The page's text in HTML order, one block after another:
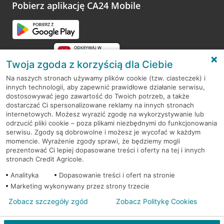
opinie.
Pobierz aplikację CA24 Mobile
RODO
Regulamin serwisu
Mapa serwisu
PolitykaCookies
© 2026 Credit Agricole Bank Polska S.A. Wszelkie prawa zastrzeżone
Twoja zgoda z korzyścią dla Ciebie
Na naszych stronach używamy plików cookie (tzw. ciasteczek) i
innych technologii, aby zapewnić prawidłowe działanie serwisu,
dostosowywać jego zawartość do Twoich potrzeb, a także
dostarczać Ci spersonalizowane reklamy na innych stronach
internetowych. Możesz wyrazić zgodę na wykorzystywanie lub
odrzucić pliki cookie – poza plikami niezbędnymi do funkcjonowania
serwisu. Zgody są dobrowolne i możesz je wycofać w każdym
momencie. Wyrażenie zgody sprawi, że będziemy mogli
prezentować Ci lepiej dopasowane treści i oferty na tej i innych
stronach Credit Agricole.
Analityka
Dopasowanie treści i ofert na stronie
Marketing wykonywany przez strony trzecie
Zobacz szczegóły zgód Zobacz Politykę Cookies